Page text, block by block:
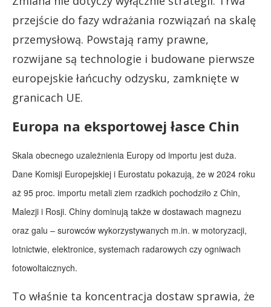
przejście do fazy wdrażania rozwiązań na skalę
przemysłową. Powstają ramy prawne,
rozwijane są technologie i budowane pierwsze
europejskie łańcuchy odzysku, zamknięte w
granicach UE.
Europa na eksportowej łasce Chin
Skala obecnego uzależnienia Europy od importu jest duża.
Dane Komisji Europejskiej i Eurostatu pokazują, że w 2024 roku
aż 95 proc. importu metali ziem rzadkich pochodziło z Chin,
Malezji i Rosji. Chiny dominują także w dostawach magnezu
oraz galu – surowców wykorzystywanych m.in. w motoryzacji,
lotnictwie, elektronice, systemach radarowych czy ogniwach
fotowoltaicznych.
To właśnie ta koncentracja dostaw sprawia, że